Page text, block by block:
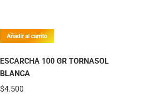
Añadir al carrito
ESCARCHA 100 GR TORNASOL
BLANCA
$4.500